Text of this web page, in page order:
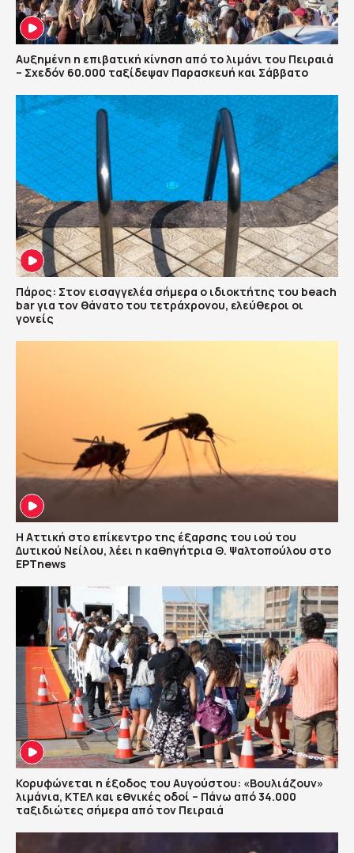
Αυξημένη η επιβατική κίνηση από το λιμάνι του Πειραιά
– Σχεδόν 60.000 ταξίδεψαν Παρασκευή και Σάββατο
Πάρος: Στον εισαγγελέα σήμερα ο ιδιοκτήτης του beach
bar για τον θάνατο του τετράχρονου, ελεύθεροι οι
γονείς
Η Αττική στο επίκεντρο της έξαρσης του ιού του
Δυτικού Νείλου, λέει η καθηγήτρια Θ. Ψαλτοπούλου στο
ΕΡΤnews
Κορυφώνεται η έξοδος του Αυγούστου: «Βουλιάζουν»
λιμάνια, ΚΤΕΛ και εθνικές οδοί – Πάνω από 34.000
ταξιδιώτες σήμερα από τον Πειραιά